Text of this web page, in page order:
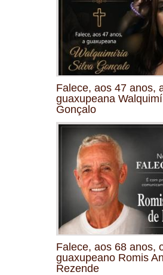
Falece, aos 47 anos,
guaxupeana
Gonçalo
Falece, aos 68 anos,
guaxupeano Romis
Rezende